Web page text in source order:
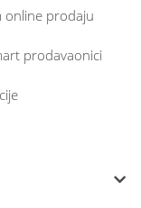
online prodaju
prodavaonici